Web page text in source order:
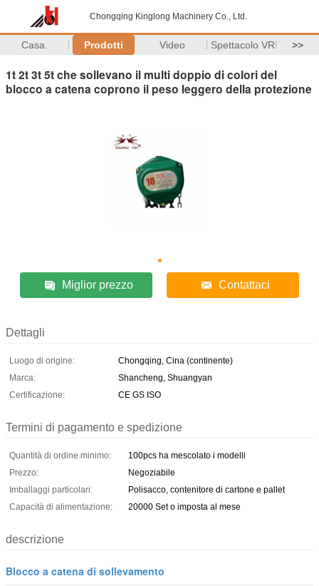
Chongqing Kinglong Machinery Co., Ltd.
Casa. Prodotti Video Spettacolo VR >>
1t 2t 3t 5t che sollevano il multi doppio di colori del
blocco a catena coprono il peso leggero della protezione
Miglior prezzo Contattaci
Dettagli
Luogo di origine:
Chongqing, Cina (continente)
Marca:
Shancheng, Shuangyan
Certificazione:
CE GS ISO
Termini di pagamento e spedizione
Quantità di ordine minimo:
100pcs ha mescolato i modelli
Prezzo:
Negoziabile
Imballaggi particolari:
Polisacco, contenitore di cartone e pallet
Capacità di alimentazione:
20000 Set o imposta al mese
descrizione
Blocco a catena di sollevamento